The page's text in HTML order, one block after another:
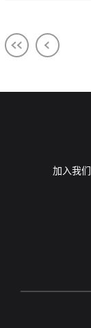
加入我